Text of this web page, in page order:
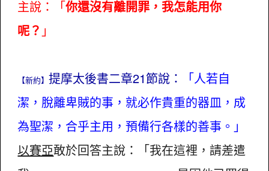
主說：「你還沒有離開罪，我怎能用你
呢？ 」
【新約】提摩太後書二章21節說：
「人若自
潔，脫離卑賊的事，就必作貴重的器皿，成
為聖潔，合乎主用，預備行各樣的善事。」
以賽亞敢於回答主說：「我在這裡，請差遣